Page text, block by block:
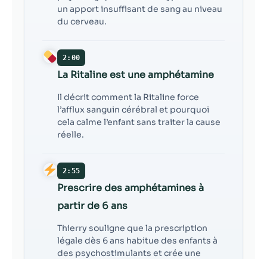
un apport insuffisant de sang au niveau
du cerveau.
2:00
La Ritaline est une amphétamine
Il décrit comment la Ritaline force
l’afflux sanguin cérébral et pourquoi
cela calme l’enfant sans traiter la cause
réelle.
2:55
Prescrire des amphétamines à
partir de 6 ans
Thierry souligne que la prescription
légale dès 6 ans habitue des enfants à
des psychostimulants et crée une